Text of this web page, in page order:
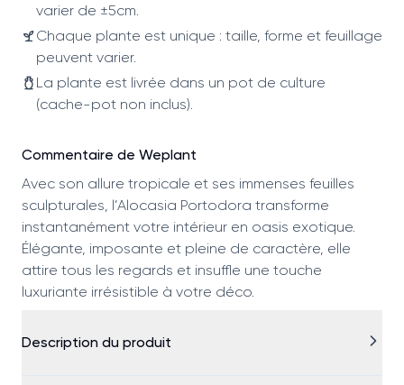
varier de ±5cm.
Chaque plante est unique : taille, forme et feuillage
peuvent varier.
La plante est livrée dans un pot de culture
(cache-pot non inclus).
Commentaire de Weplant
Avec son allure tropicale et ses immenses feuilles
sculpturales, l’Alocasia Portodora transforme
instantanément votre intérieur en oasis exotique.
Élégante, imposante et pleine de caractère, elle
attire tous les regards et insuffle une touche
luxuriante irrésistible à votre déco.
Description du produit